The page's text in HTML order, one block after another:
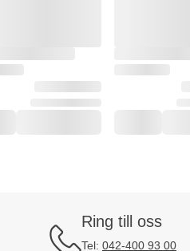
Ring till oss
Tel: 042-400 93 00